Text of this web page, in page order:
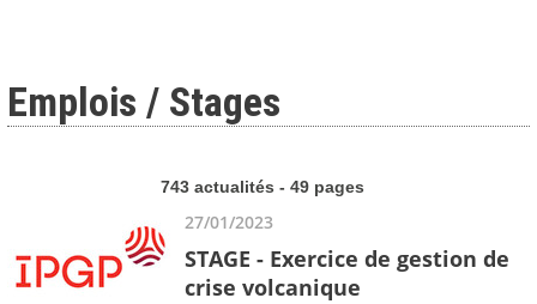
Emplois / Stages
743 actualités - 49 pages
27/01/2023
STAGE - Exercice de gestion de
crise volcanique